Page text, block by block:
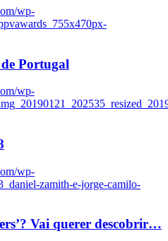
wp-
Portugal
wp-
wp-
zamith-e-jorge-camilo-
Vai querer descobrir…